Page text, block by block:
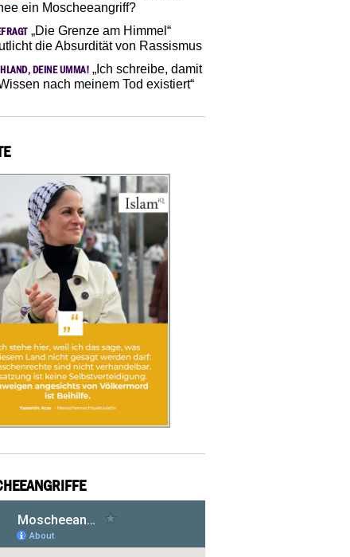
ein Moscheeangriff?
„Die Grenze am Himmel“
die Absurdität von Rassismus
DEINE UMMA! „Ich schreibe, damit
nach meinem Tod existiert“